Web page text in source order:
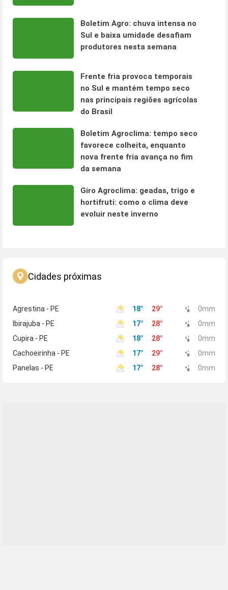
Boletim Agro: chuva intensa no
Sul e baixa umidade desafiam
produtores nesta semana
Frente fria provoca temporais
no Sul e mantém tempo seco
nas principais regiões agrícolas
do Brasil
Boletim Agroclima: tempo seco
favorece colheita, enquanto
nova frente fria avança no fim
da semana
Giro Agroclima: geadas, trigo e
hortifruti: como o clima deve
evoluir neste inverno
Cidades próximas
Agrestina - PE 18° 29° 0mm
Ibirajuba - PE
17° 28° 0mm
Cupira - PE
18° 28° 0mm
Cachoeirinha - PE
17° 29° 0mm
Panelas - PE
17° 28° 0mm